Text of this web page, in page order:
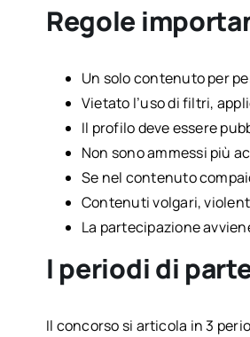
Regole
Un solo contenuto per
Vietato l’uso di filtri,
Il profilo deve essere
Non sono ammessi più
Se nel contenuto
Contenuti volgari,
La partecipazione
I periodi di
Il concorso si articola in 3